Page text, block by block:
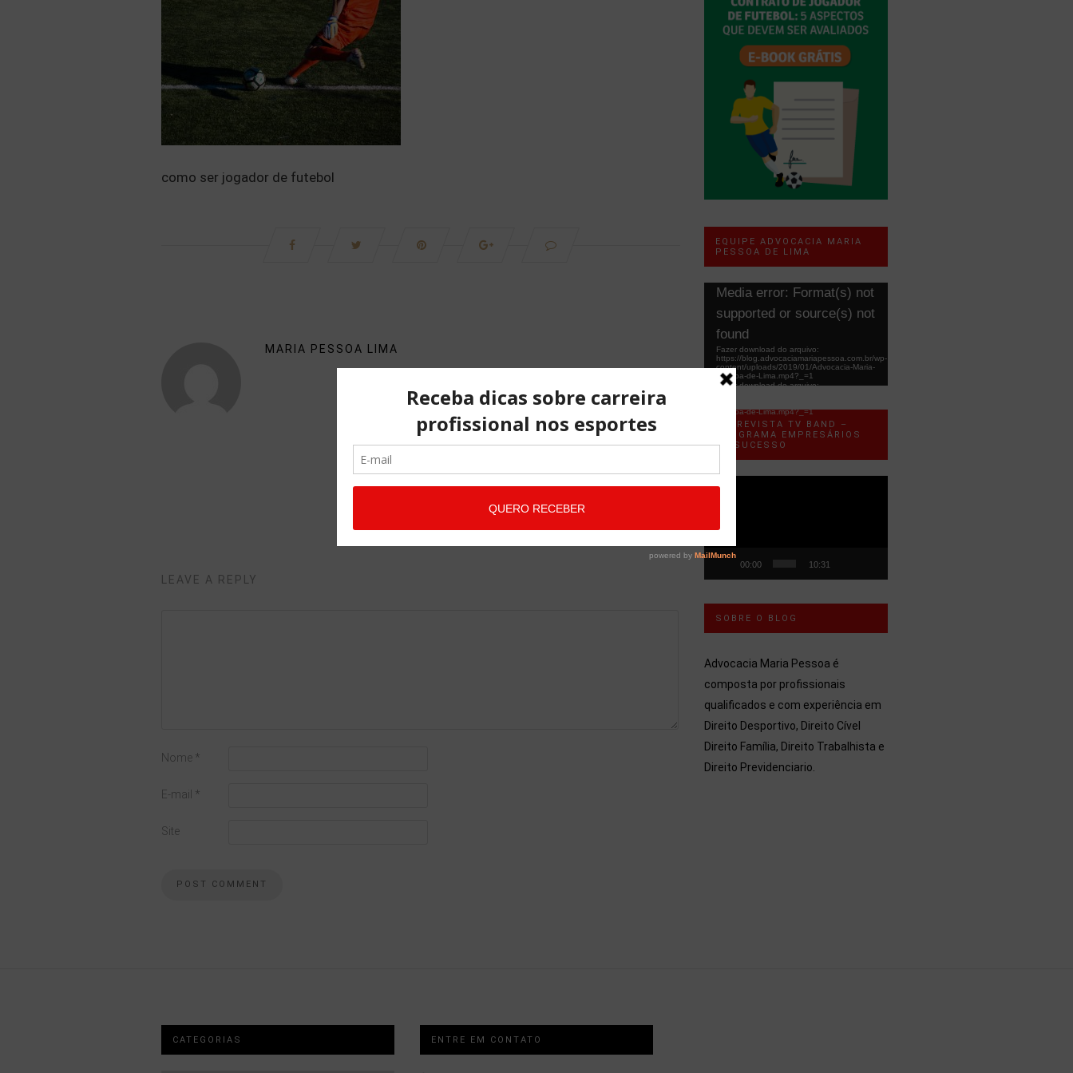
como ser jogador de futebol
MARIA PESSOA LIMA
LEAVE A REPLY
Nome *
E-mail *
Site
EQUIPE ADVOCACIA MARIA
PESSOA DE LIMA
Tocador
vídeo
Media error: Format(s) not
supported or source(s) not
found
Fazer download do arquivo:
https://blog.advocaciamariapessoa.com.br/wp-
content/uploads/2019/01/Advocacia-Maria-
Pessoa-de-Lima.mp4?_=1
Fazer download do arquivo:
Pessoa-de-Lima.mp4?_=1
ENTREVISTA TV BAND –
PROGRAMA EMPRESÁRIOS
DE SUCESSO
Tocador
00:00 10:31
SOBRE O BLOG
Advocacia Maria Pessoa é
composta por profissionais
qualificados e com experiência em
Direito Desportivo, Direito Cível
Direito Família, Direito Trabalhista e
Direito Previdenciario.
CATEGORIAS ENTRE EM CONTATO